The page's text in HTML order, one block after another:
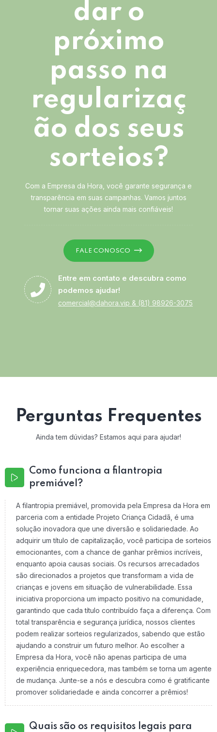
dar o
próximo
passo na
regularizaç
ão dos seus
sorteios?
Com a Empresa da Hora, você garante segurança e
transparência em suas campanhas. Vamos juntos
tornar suas ações ainda mais confiáveis!
FALE CONOSCO
Entre em contato e descubra como
podemos ajudar!
comercial@dahora.vip & (81) 98926-3075
Perguntas Frequentes
Ainda tem dúvidas? Estamos aqui para ajudar!
Como funciona a filantropia
premiável?
A filantropia premiável, promovida pela Empresa da Hora em
parceria com a entidade Projeto Criança Cidadã, é uma
solução inovadora que une diversão e solidariedade. Ao
adquirir um título de capitalização, você participa de sorteios
emocionantes, com a chance de ganhar prêmios incríveis,
enquanto apoia causas sociais. Os recursos arrecadados
são direcionados a projetos que transformam a vida de
crianças e jovens em situação de vulnerabilidade. Essa
iniciativa proporciona um impacto positivo na comunidade,
garantindo que cada título contribuído faça a diferença. Com
total transparência e segurança jurídica, nossos clientes
podem realizar sorteios regularizados, sabendo que estão
ajudando a construir um futuro melhor. Ao escolher a
Empresa da Hora, você não apenas participa de uma
experiência enriquecedora, mas também se torna um agente
de mudança. Junte-se a nós e descubra como é gratificante
promover solidariedade e ainda concorrer a prêmios!
Quais são os requisitos legais para